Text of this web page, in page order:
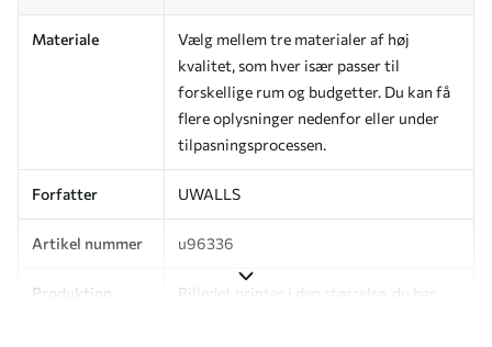
Materiale
Vælg mellem tre materialer af høj
kvalitet, som hver især passer til
forskellige rum og budgetter. Du kan få
flere oplysninger nedenfor eller under
tilpasningsprocessen.
Forfatter UWALLS
Artikel nummer u96336
Produktion
Billedet printes i den størrelse, du har